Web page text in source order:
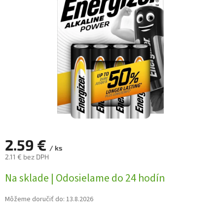
2.59 € / ks
2.11 € bez DPH
cena:
Na sklade | Odosielame do 24 hodín
Môžeme doručiť do: 13.8.2026